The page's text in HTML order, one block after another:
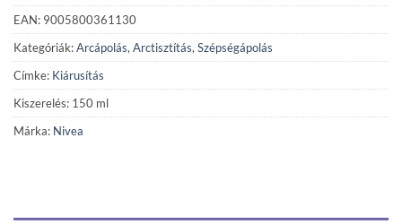
EAN: 9005800361130
Kategóriák:Arcápolás, Arctisztítás, Szépségápolás
Címke: Kiárusítás
Kiszerelés: 150 ml
Márka: Nivea